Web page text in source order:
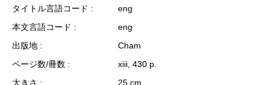
タイトル言語コード
eng
本文言語コード
eng
出版地
Cham
ページ数/冊数
xiii, 430 p.
大きさ
25 cm